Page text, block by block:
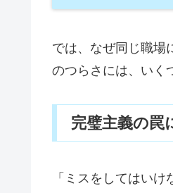
では、なぜ同じ職場
のつらさには、いく
完璧主義の罠
「ミスをしてはい